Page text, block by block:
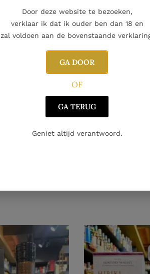
Door deze website te bezoeken,
verklaar ik dat ik ouder ben dan 18 en
zal voldoen aan de bovenstaande
GA DOOR
OF
GA TERUG
Geniet altijd verantwoord.